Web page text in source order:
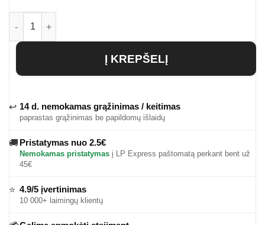
produkto kiekis: Vyriškas džemperis Habacuc
Į KREPŠELĮ
↩ 14 d. nemokamas grąžinimas / keitimas
paprastas grąžinimas be papildomų išlaidų
🚚 Pristatymas nuo 2.5€
Nemokamas pristatymas į LP Express paštomatą perkant bent už
45€
⭐ 4.9/5 įvertinimas
10 000+ laimingų klientų